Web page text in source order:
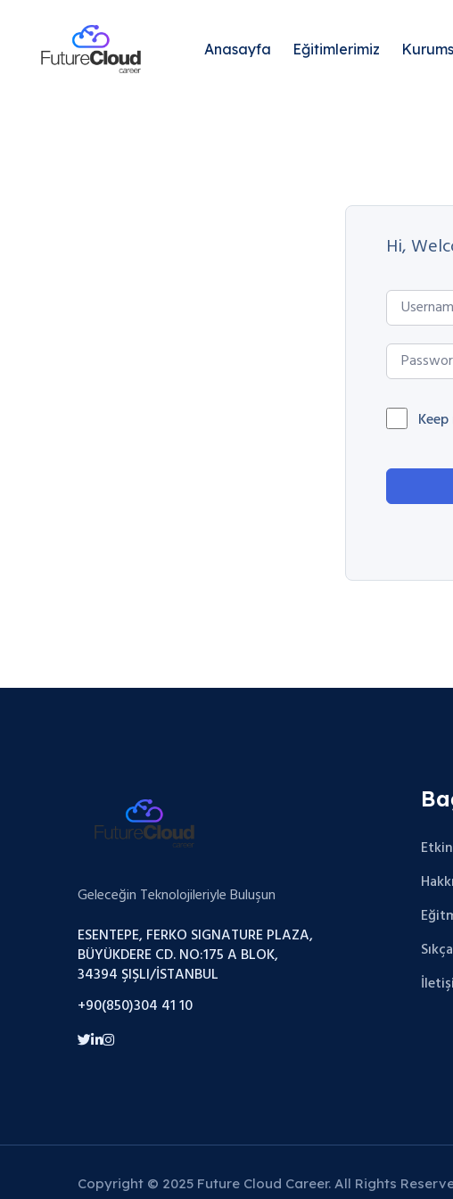
Anasayfa Eğitimlerimiz
Hi,
Geleceğin Teknolojileriyle Buluşun
ESENTEPE, FERKO SIGNATURE PLAZA,
BÜYÜKDERE CD. NO:175 A BLOK,
34394 ŞIŞLI/İSTANBUL
+90(850)304 41 10
Copyright © 2025 Future Cloud Career. All Rights